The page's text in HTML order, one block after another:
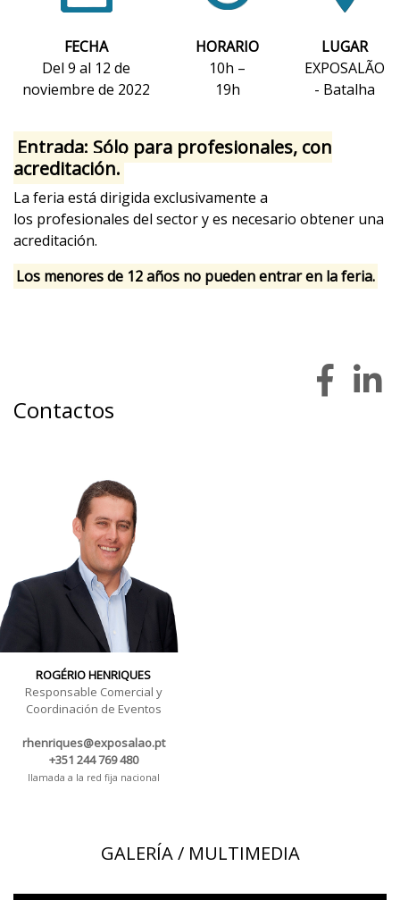
FECHA
Del 9 al 12 de
noviembre de 2022
HORARIO
10h –
19h
LUGAR
EXPOSALÃO
- Batalha
Entrada: Sólo para profesionales, con
acreditación.
La feria está dirigida exclusivamente a
los profesionales del sector y es necesario obtener una
acreditación.
Los menores de 12 años no pueden entrar en la feria.
Contactos
ROGÉRIO HENRIQUES
Responsable Comercial y
Coordinación de Eventos
rhenriques@exposalao.pt
+351 244 769 480
llamada a la red fija nacional
GALERÍA / MULTIMEDIA